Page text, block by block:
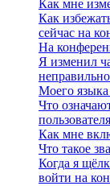
Как мне
Как
сейчас на
На
Я изменил
Моего языка
Что
Как мне
Что такое
Когда я
войти на